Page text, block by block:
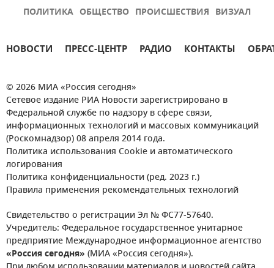
ПОЛИТИКА ОБЩЕСТВО ПРОИСШЕСТВИЯ ВИЗУАЛ
НОВОСТИ ПРЕСС-ЦЕНТР РАДИО КОНТАКТЫ
© 2026 МИА «Россия сегодня»
Сетевое издание РИА Новости зарегистрировано в
Федеральной службе по надзору в сфере связи,
информационных технологий и массовых коммуникаций
(Роскомнадзор) 08 апреля 2014 года.
Политика использования Cookie и автоматического
логирования
Политика конфиденциальности (ред. 2023 г.)
Правила применения рекомендательных технологий
Свидетельство о регистрации Эл № ФС77-57640.
Учредитель: Федеральное государственное унитарное
предприятие Международное информационное агентство
«Россия сегодня» (МИА «Россия сегодня»).